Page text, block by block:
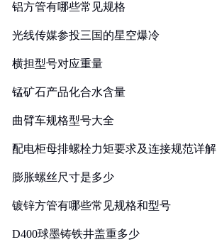
铝方管有哪些常见规格
光线传媒参投三国的星空爆冷
横担型号对应重量
锰矿石产品化合水含量
曲臂车规格型号大全
配电柜母排螺栓力矩要求及连接规范详解
膨胀螺丝尺寸是多少
镀锌方管有哪些常见规格和型号
D400球墨铸铁井盖重多少